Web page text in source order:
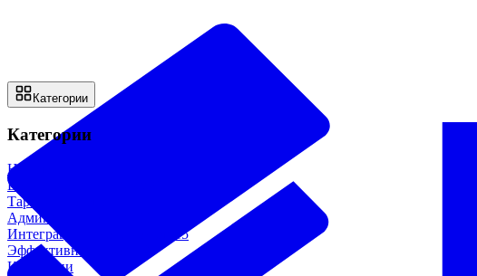
Категории
Категории
Начало работы
Возможности системы
Тарифы и оплата
Администрирование
Интеграции и доп. модули
15
Эффективная работа
Категории